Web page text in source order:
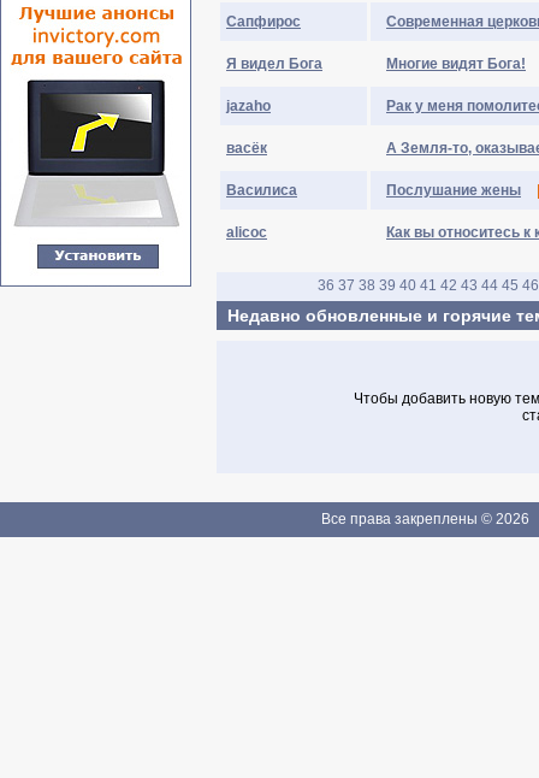
Сапфирос Современная
Я видел Бога Многие видят Бога!
jazaho Рак у меня
васёк А Земля-то,
Василиса Послушание жены
alicoc Как вы относитесь к
36 37 38 39 40 41 42 43 44 45 46
Недавно обновленные и горячие
Чтобы добавить новую
Все права закреплены © 2026